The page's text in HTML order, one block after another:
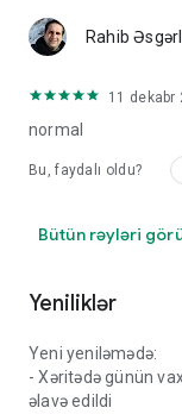
Rahib
11 dekabr
normal
Bu, faydalı oldu?
Bütün rəyləri
Yeniliklər
Yeni yeniləmədə:
- Xəritədə günün
əlavə edildi